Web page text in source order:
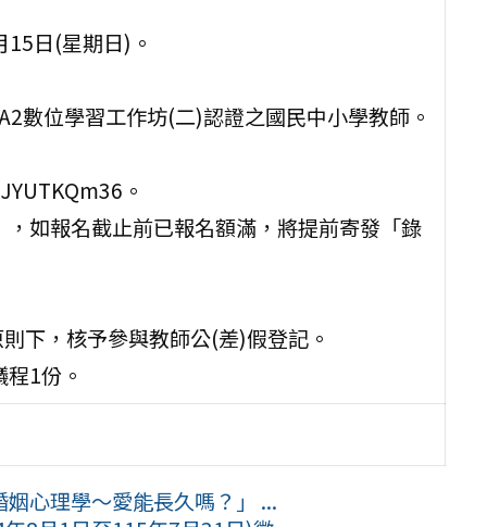
日(星期日)。
數位學習工作坊(二)認證之國民中小學教師。
。
如報名截止前已報名額滿，將提前寄發「錄
下，核予參與教師公(差)假登記。
1份。
心理學〜愛能長久嗎？」 ...